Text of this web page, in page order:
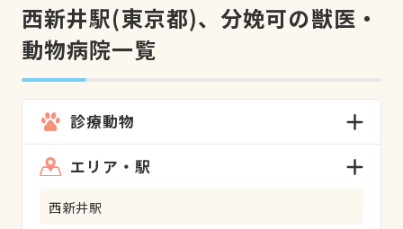
西新井駅(東京都)、分娩可の獣医・
動物病院一覧
診療動物
エリア・駅
西新井駅